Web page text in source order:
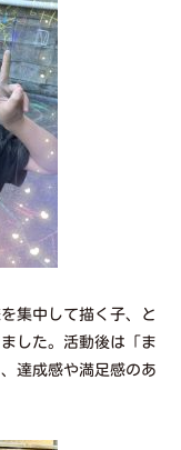
集中して描く子、と
した。活動後は「ま
達成感や満足感のあ